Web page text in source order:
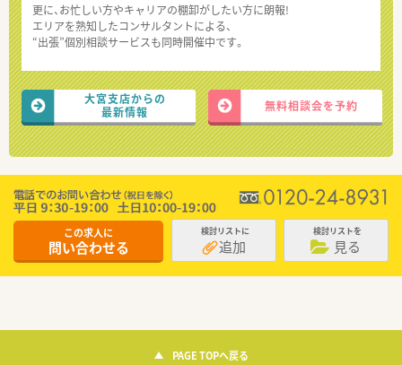
更に、お忙しい方やキャリアの棚卸がしたい方に朗報!
エリアを熟知したコンサルタントによる、
“出張”個別相談サービスも同時開催中です。
大宮支店からの
最新情報
無料相談会を予約
この求人に
問い合わせる
検討リストに
追加
検討リストを
見る
PAGE TOPへ戻る